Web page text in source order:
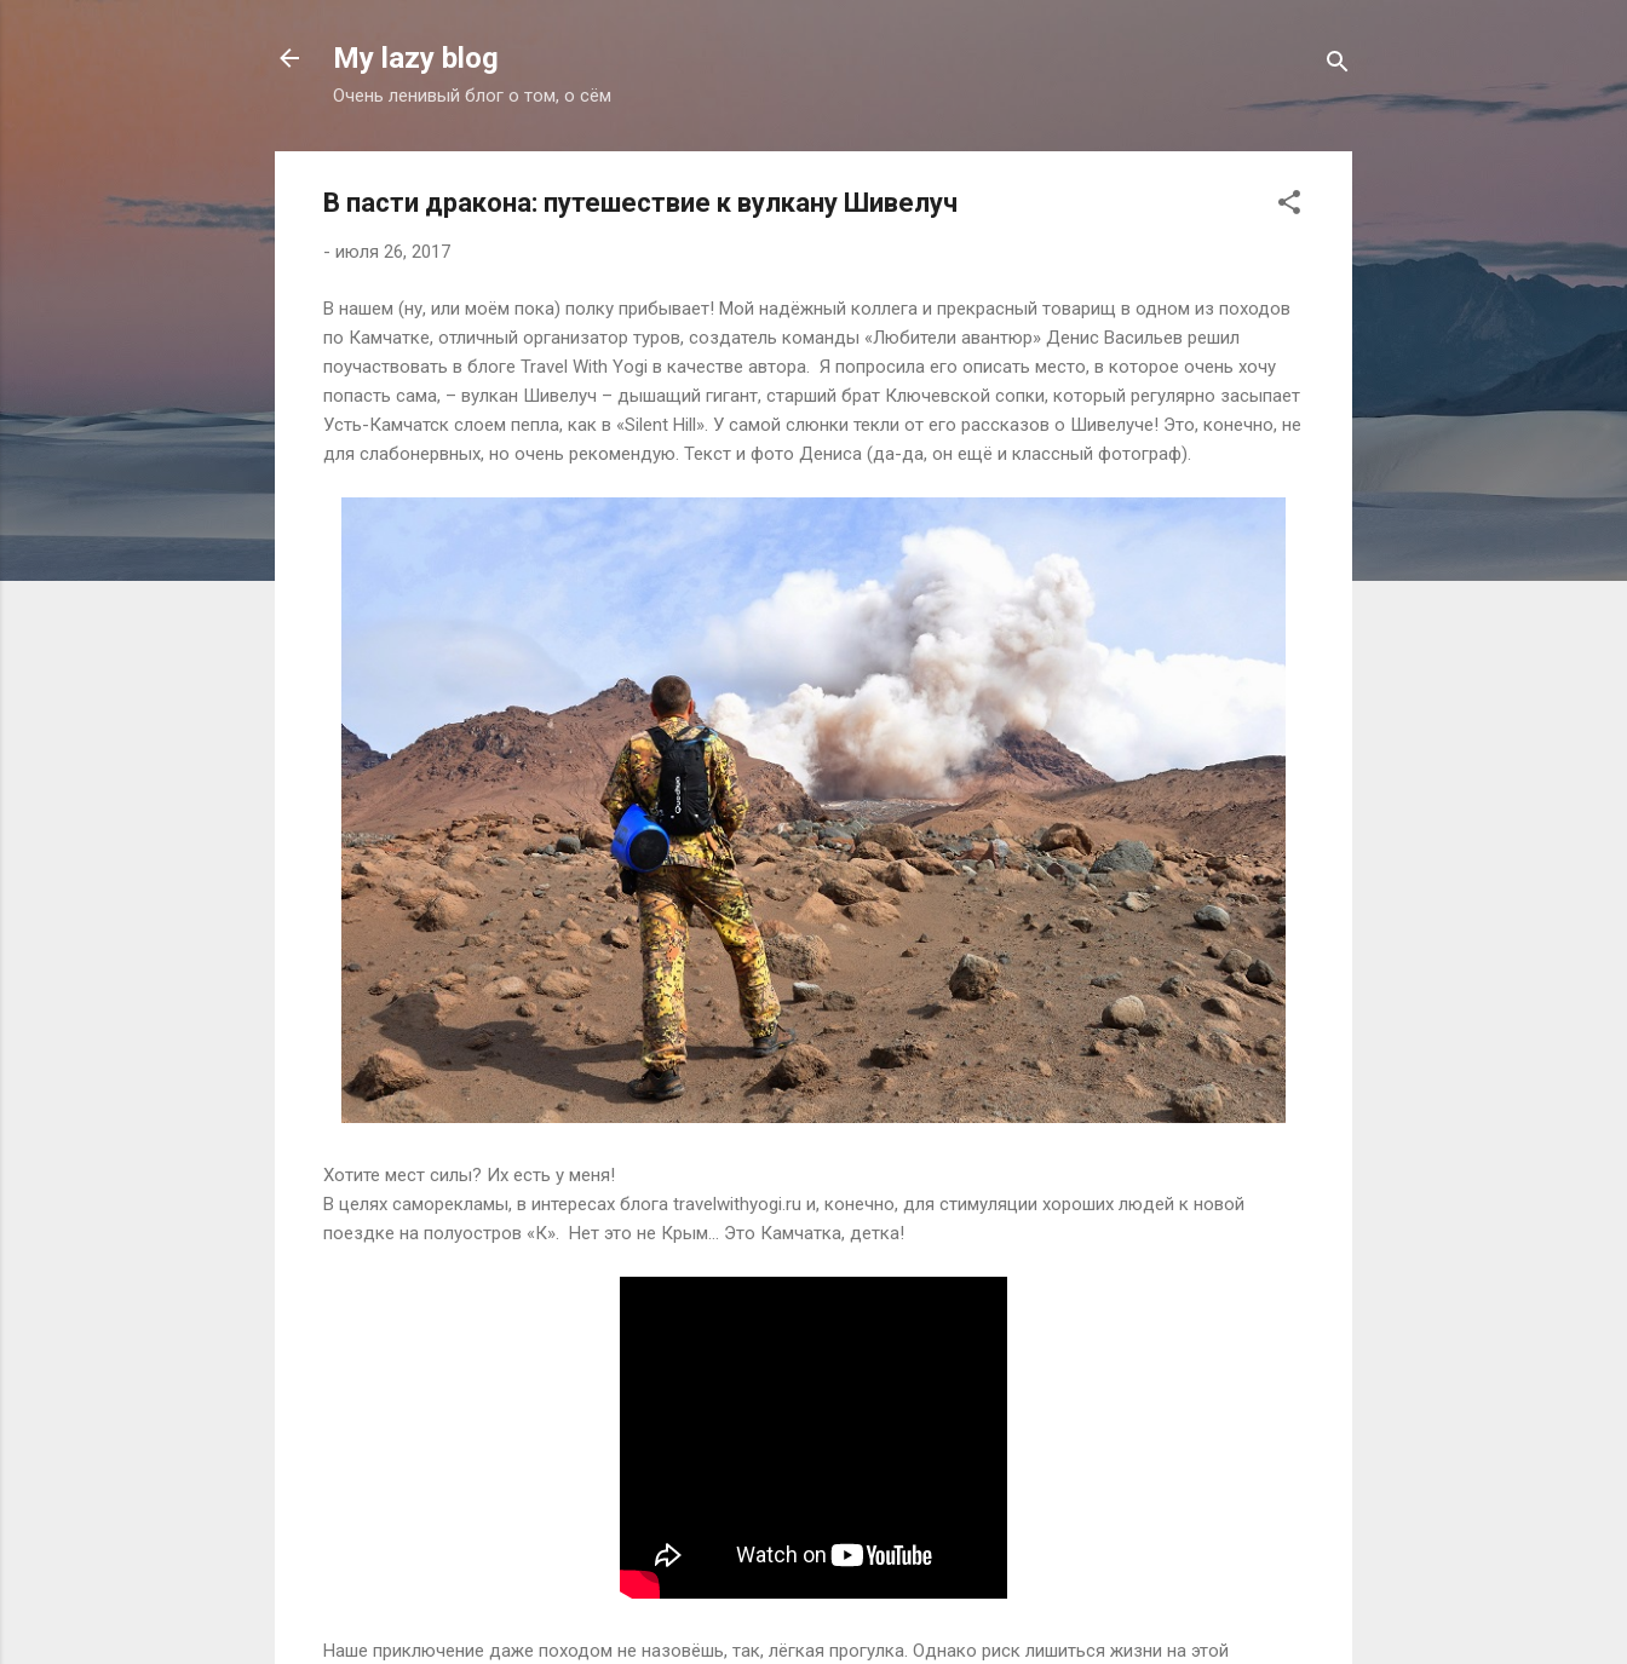
My lazy blog
Очень ленивый блог о том, о сём
В пасти дракона: путешествие к вулкану Шивелуч
- июля 26, 2017
В нашем (ну, или моём пока) полку прибывает! Мой надёжный коллега и прекрасный товарищ в одном из походов
по Камчатке, отличный организатор туров, создатель команды «Любители авантюр» Денис Васильев решил
поучаствовать в блоге Travel With Yogi в качестве автора. Я попросила его описать место, в которое очень хочу
попасть сама, – вулкан Шивелуч – дышащий гигант, старший брат Ключевской сопки, который регулярно засыпает
Усть-Камчатск слоем пепла, как в «Silent Hill». У самой слюнки текли от его рассказов о Шивелуче! Это, конечно, не
для слабонервных, но очень рекомендую. Текст и фото Дениса (да-да, он ещё и классный фотограф).
Хотите мест силы? Их есть у меня!
В целях саморекламы, в интересах блога travelwithyogi.ru и, конечно, для стимуляции хороших людей к новой
поездке на полуостров «К». Нет это не Крым… Это Камчатка, детка!
Наше приключение даже походом не назовёшь, так, лёгкая прогулка. Однако риск лишиться жизни на этой